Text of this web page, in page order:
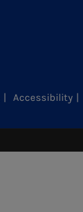
Accessibility